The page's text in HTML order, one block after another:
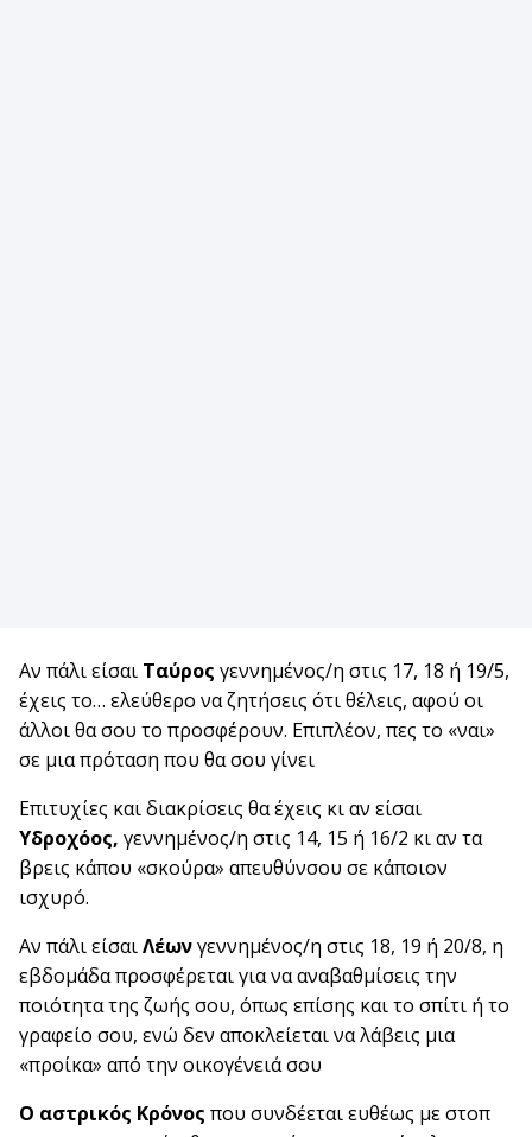
Αν πάλι είσαι Ταύρος γεννημένος/η στις 17, 18 ή 19/5,
έχεις το… ελεύθερο να ζητήσεις ότι θέλεις, αφού οι
άλλοι θα σου το προσφέρουν. Επιπλέον, πες το «ναι»
σε μια πρόταση που θα σου γίνει
Επιτυχίες και διακρίσεις θα έχεις κι αν είσαι
Υδροχόος, γεννημένος/η στις 14, 15 ή 16/2 κι αν τα
βρεις κάπου «σκούρα» απευθύνσου σε κάποιον
ισχυρό.
Αν πάλι είσαιΛέωνγεννημένος/η στις 18, 19 ή 20/8, η
εβδομάδα προσφέρεται για να αναβαθμίσεις την
ποιότητα της ζωής σου, όπως επίσης και το σπίτι ή το
γραφείο σου, ενώ δεν αποκλείεται να λάβεις μια
«προίκα» από την οικογένειά σου
Ο αστρικός Κρόνος που συνδέεται ευθέως με στοπ